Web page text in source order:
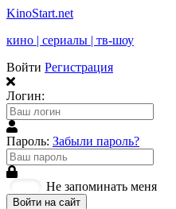
KinoStart.net
кино | сериалы | тв-шоу
Войти Регистрация
Логин:
Пароль: Забыли пароль?
Не запоминать меня
Войти на сайт